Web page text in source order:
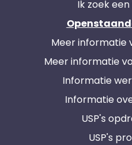
Ik zoek
Meer informatie
Meer informatie
Informatie
Informatie
USP's
USP's